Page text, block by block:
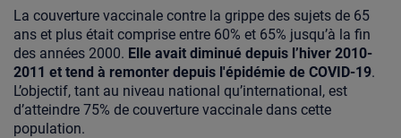
La couverture vaccinale contre la grippe des sujets de 65
ans et plus était comprise entre 60% et 65% jusqu’à la fin
des années 2000. Elle avait diminué depuis l’hiver 2010-
2011 et tend à remonter depuis l'épidémie de COVID-19.
L’objectif, tant au niveau national qu’international, est
d’atteindre 75% de couverture vaccinale dans cette
population.